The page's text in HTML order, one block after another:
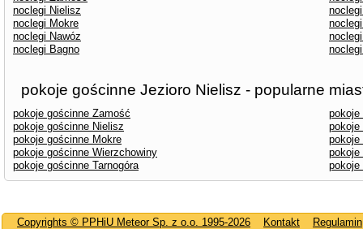
noclegi Nielisz
noclegi Mokre
noclegi
noclegi Nawóz
noclegi Bagno
pokoje gościnne Jezioro Nielisz - popularne
pokoje gościnne Zamość
pokoje
pokoje gościnne Nielisz
pokoje
pokoje gościnne Mokre
pokoje
pokoje gościnne Wierzchowiny
pokoje
pokoje gościnne Tarnogóra
pokoje
Copyrights © PPHiU Meteor Sp. z o.o. 1995-2026 Kontakt Regulamin